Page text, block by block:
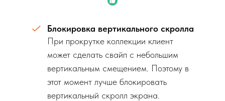
Блокировка вертикального скролла
При прокрутке коллекции клиент
может сделать свайп с небольшим
вертикальным смещением. Поэтому в
этот момент лучше блокировать
вертикальный скролл экрана.